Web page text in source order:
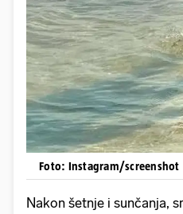
Foto: Instagram/screenshot
Nakon šetnje i sunčanja,